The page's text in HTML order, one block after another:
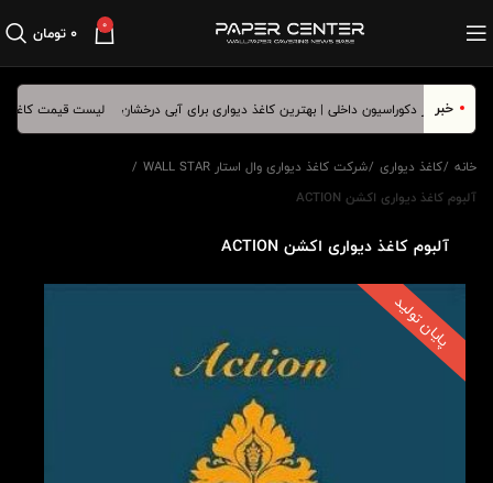
0 ۰تومان
خبر لیست قیمت کاغذ
خانه کاغذ دیواری شرکت کاغذ دیواری وال استار WALL STAR
آلبوم کاغذ دیواری اکشن ACTION
آلبوم کاغذ دیواری اکشن ACTION
پایان تولید